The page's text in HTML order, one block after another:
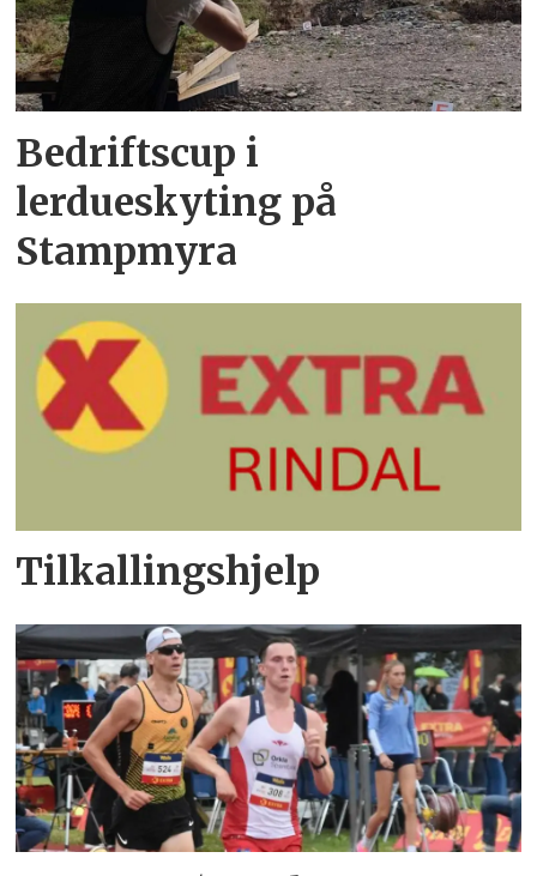
Bedriftscup i
lerdueskyting på
Stampmyra
Tilkallingshjelp